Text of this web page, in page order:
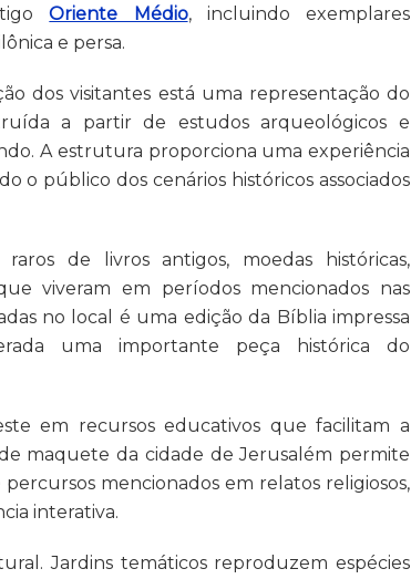
Oriente Médio, incluindo exemplares
e persa.
dos visitantes está uma representação do
a partir de estudos arqueológicos e
A estrutura proporciona uma experiência
o público dos cenários históricos associados
de livros antigos, moedas históricas,
viveram em períodos mencionados nas
no local é uma edição da Bíblia impressa
uma importante peça histórica do
em recursos educativos que facilitam a
maquete da cidade de Jerusalém permite
mencionados em relatos religiosos,
interativa.
Jardins temáticos reproduzem espécies